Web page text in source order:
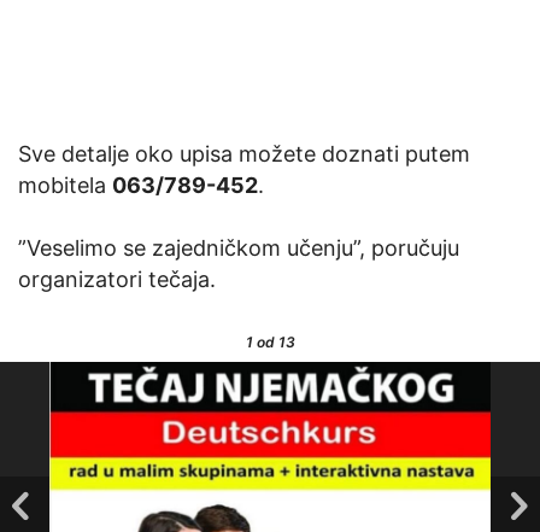
Sve detalje oko upisa možete doznati putem
mobitela 063/789-452.
”Veselimo se zajedničkom učenju”, poručuju
organizatori tečaja.
1od 13